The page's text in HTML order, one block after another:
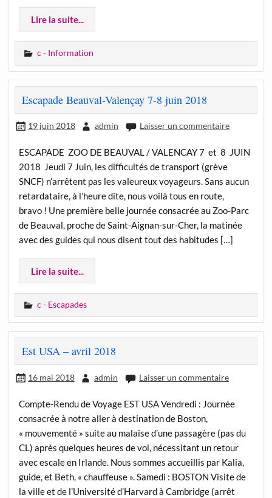
Lire la suite...
c - Information
Escapade Beauval-Valençay 7-8 juin 2018
19 juin 2018 admin Laisser un commentaire
ESCAPADE ZOO DE BEAUVAL / VALENCAY 7 et 8 JUIN
2018 Jeudi 7 Juin, les difficultés de transport (grève
SNCF) n’arrêtent pas les valeureux voyageurs. Sans aucun
retardataire, à l’heure dite, nous voilà tous en route,
bravo ! Une première belle journée consacrée au Zoo-Parc
de Beauval, proche de Saint-Aignan-sur-Cher, la matinée
avec des guides qui nous disent tout des habitudes […]
Lire la suite...
c - Escapades
Est USA – avril 2018
16 mai 2018 admin Laisser un commentaire
Compte-Rendu de Voyage EST USA Vendredi : Journée
consacrée à notre aller à destination de Boston,
« mouvementé » suite au malaise d’une passagère (pas du
CL) après quelques heures de vol, nécessitant un retour
avec escale en Irlande. Nous sommes accueillis par Kalia,
guide, et Beth, « chauffeuse ». Samedi : BOSTON Visite de
la ville et de l’Université d’Harvard à Cambridge (arrêt